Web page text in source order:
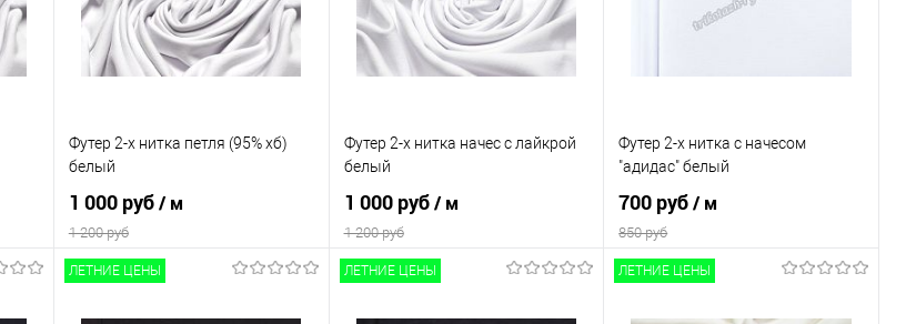
Футер 2-х нитка петля (95% хб)
белый
1 000 руб/ м
1 200 руб
Футер 2-х нитка начес с лайкрой
белый
1 000 руб/ м
1 200 руб
Футер 2-х нитка с начесом
"адидас" белый
700 руб/ м
850 руб
ЛЕТНИЕ ЦЕНЫ ЛЕТНИЕ ЦЕНЫ ЛЕТНИЕ ЦЕНЫ